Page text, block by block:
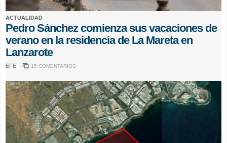
ACTUALIDAD
Pedro Sánchez comienza sus vacaciones de
verano en la residencia de La Mareta en
Lanzarote
EFE 15 COMENTARIOS